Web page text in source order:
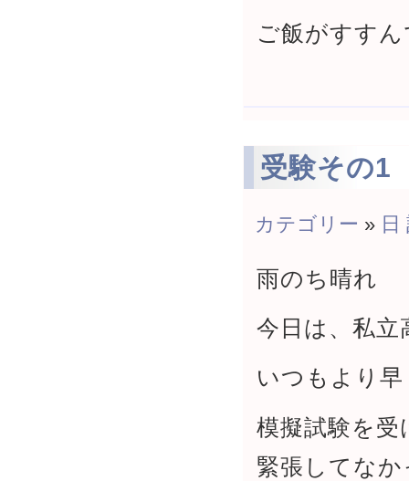
ご飯がすす
受験その1
カテゴリー » 日
雨のち晴れ
今日は、私立
いつもより
模擬試験を
緊張してな